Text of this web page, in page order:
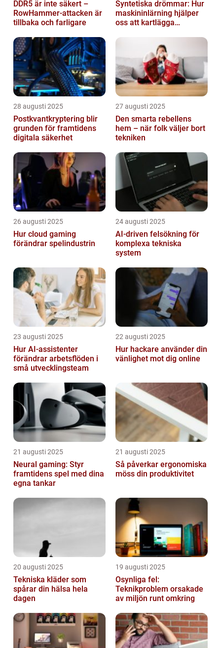
DDR5 är inte säkert –
RowHammer-attacken är
tillbaka och farligare
Syntetiska drömmar: Hur
maskininlärning hjälper
oss att kartlägga
28 augusti 2025
Postkvantkryptering blir
grunden för framtidens
digitala säkerhet
27 augusti 2025
Den smarta rebellens
hem – när folk väljer bort
tekniken
26 augusti 2025
Hur cloud gaming
förändrar spelindustrin
24 augusti 2025
AI‑driven felsökning för
komplexa tekniska
system
23 augusti 2025
Hur AI-assistenter
förändrar arbetsflöden i
små utvecklingsteam
22 augusti 2025
Hur hackare använder din
vänlighet mot dig online
21 augusti 2025
Neural gaming: Styr
framtidens spel med dina
egna tankar
21 augusti 2025
Så påverkar ergonomiska
möss din produktivitet
20 augusti 2025
Tekniska kläder som
spårar din hälsa hela
dagen
19 augusti 2025
Osynliga fel:
Teknikproblem orsakade
av miljön runt omkring